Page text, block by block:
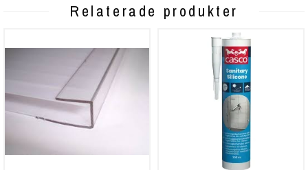
Relaterade produkter